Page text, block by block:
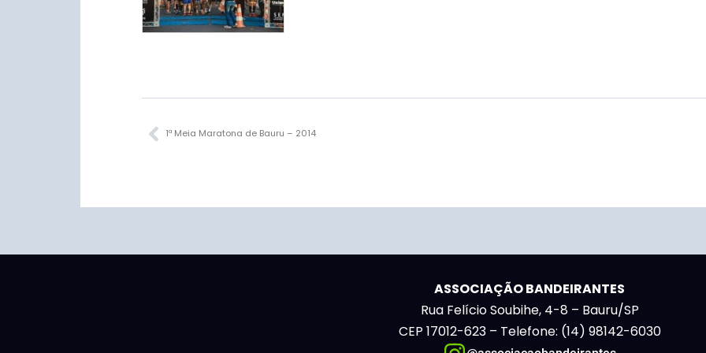
Anterior
1ª Meia Maratona de Bauru – 2014
ASSOCIAÇÃO BANDEIRANTES
Rua Felício Soubihe, 4-8 – Bauru/SP
CEP 17012-623 – Telefone: (14) 98142-6030